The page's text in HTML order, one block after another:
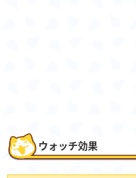
ウォッチ効果